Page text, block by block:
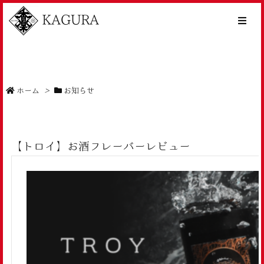
KAGURA
ホーム > お知らせ
【トロイ】お酒フレーバーレビュー